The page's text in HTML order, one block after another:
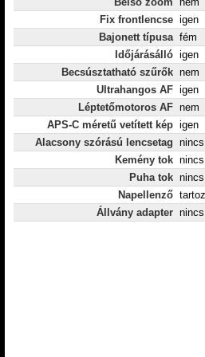
Fix frontlencse igen
Bajonett típusa fém
Időjárásálló igen
Becsúsztatható szűrők nem
Ultrahangos AF igen
Léptetőmotoros AF nem
APS-C méretű vetített kép igen
Alacsony szórású lencsetag
Kemény tok
Puha tok
Napellenző
Állvány adapter